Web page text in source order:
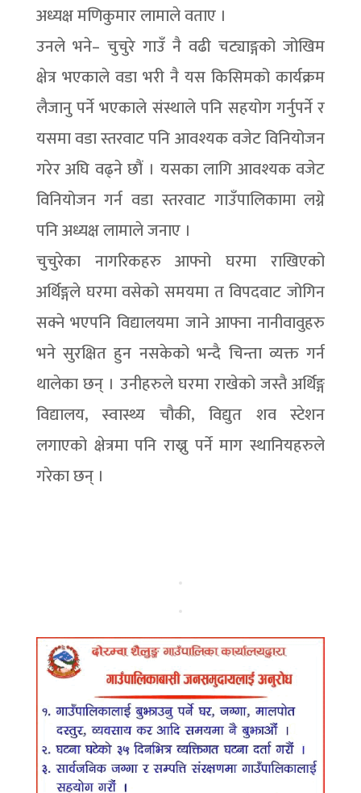
अध्यक्ष मणिकुमार लामाले वताए ।
उनले भने– चुचुरे गाउँ नै वढी चट्याङ्गको जोखिम
क्षेत्र भएकाले वडा भरी नै यस किसिमको कार्यक्रम
लैजानु पर्ने भएकाले संस्थाले पनि सहयोग गर्नुपर्ने र
यसमा वडा स्तरवाट पनि आवश्यक वजेट विनियोजन
गरेर अघि वढ्ने छौं । यसका लागि आवश्यक वजेट
विनियोजन गर्न वडा स्तरवाट गाउँपालिकामा लग्ने
पनि अध्यक्ष लामाले जनाए ।
चुचुरेका नागरिकहरु आफ्नो घरमा राखिएको
अर्थिङ्गले घरमा वसेको समयमा त विपदवाट जोगिन
सक्ने भएपनि विद्यालयमा जाने आफ्ना नानीवावुहरु
भने सुरक्षित हुन नसकेको भन्दै चिन्ता व्यक्त गर्न
थालेका छन् । उनीहरुले घरमा राखेको जस्तै अर्थिङ्ग
विद्यालय, स्वास्थ्य चौकी, विद्युत शव स्टेशन
लगाएको क्षेत्रमा पनि राख्नु पर्ने माग स्थानियहरुले
गरेका छन् ।